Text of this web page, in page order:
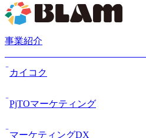
事業紹介
カイコク
PjTOマーケティング
マーケティングDX